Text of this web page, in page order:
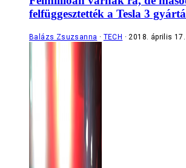
felfüggesztették a Tesla 3
Balázs Zsuzsanna TECH 2018. április 17.